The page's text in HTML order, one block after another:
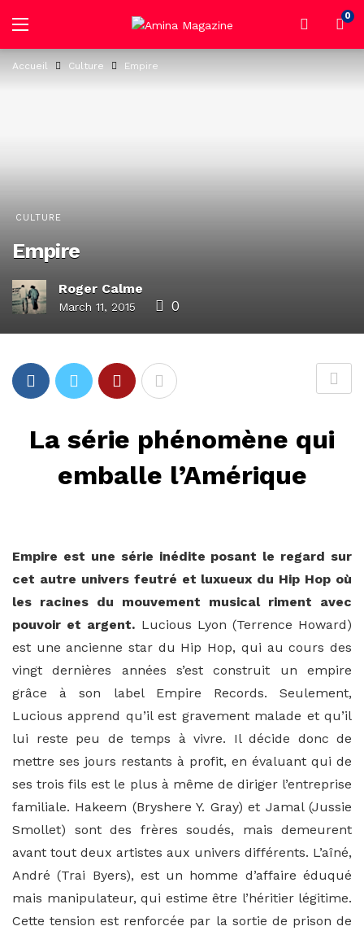
0
Accueil Culture Empire
CULTURE
Empire
Roger Calme
March 11, 2015 0
La série phénomène qui
emballe l’Amérique
Empire est une série inédite posant le regard sur
cet autre univers feutré et luxueux du Hip Hop où
les racines du mouvement musical riment avec
pouvoir et argent. Lucious Lyon (Terrence Howard)
est une ancienne star du Hip Hop, qui au cours des
vingt dernières années s’est construit un empire
grâce à son label Empire Records. Seulement,
Lucious apprend qu’il est gravement malade et qu’il
lui reste peu de temps à vivre. Il décide donc de
mettre ses jours restants à profit, en évaluant qui de
ses trois fils est le plus à même de diriger l’entreprise
familiale. Hakeem (Bryshere Y. Gray) et Jamal (Jussie
Smollet) sont des frères soudés, mais demeurent
avant tout deux artistes aux univers différents. L’aîné,
André (Trai Byers), est un homme d’affaire éduqué
mais manipulateur, qui estime être l’héritier légitime.
Cette tension est renforcée par la sortie de prison de